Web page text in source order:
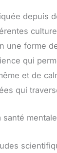
depuis
une forme
qui
et de
qui
santé mentale